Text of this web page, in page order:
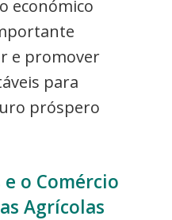
económico
e promover
para
próspero
o Comércio
Agrícolas